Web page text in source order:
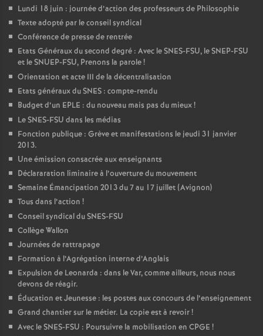
Lundi 18 juin : journée d’action des professeurs de Philosophie
Texte adopté par le conseil syndical
Conférence de presse de rentrée
Etats Généraux du second degré : Avec le SNES-FSU, le SNEP-FSU
et le SNUEP-FSU, Prenons la parole!
Orientation et acte III de la décentralisation
Etats généraux du SNES : compte-rendu
Budget d’un EPLE : du nouveau mais pas du mieux!
Le SNES-FSU dans les médias
Fonction publique : Grève et manifestations le jeudi 31 janvier
2013.
Une émission consacrée aux enseignants
Déclararation liminaire à l’ouverture du mouvement
Semaine Émancipation 2013 du 7 au 17 juillet (Avignon)
Tous dans l’action !
Conseil syndical du SNES-FSU
Collège Wallon
Journées de rattrapage
Formation à l’Agrégation interne d’Anglais
Expulsion de Leonarda : dans le Var, comme ailleurs, nous nous
devons de réagir.
Éducation et Jeunesse : les postes aux concours de l’enseignement
Grand chantier sur le métier. La copie est à revoir!
Avec le SNES-FSU : Poursuivre la mobilisation en CPGE !